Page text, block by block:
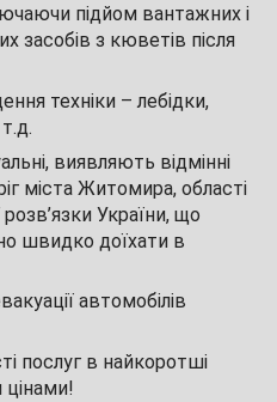
підйом вантажних і
засобів з кюветів після
техніки – лебідки,
виявляють відмінні
міста Житомира, області
розв’язки України, що
швидко доїхати в
автомобілів
послуг в найкоротші
цінами!